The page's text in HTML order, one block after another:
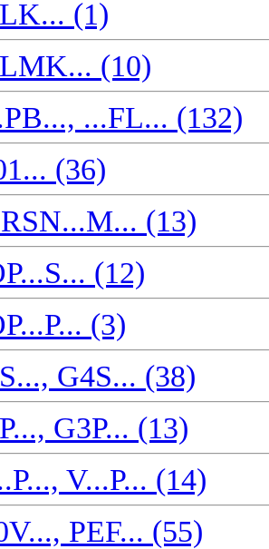
(1)
(10)
...FL... (132)
(36)
(13)
(12)
(3)
G4S... (38)
G3P... (13)
V...P... (14)
PEF... (55)